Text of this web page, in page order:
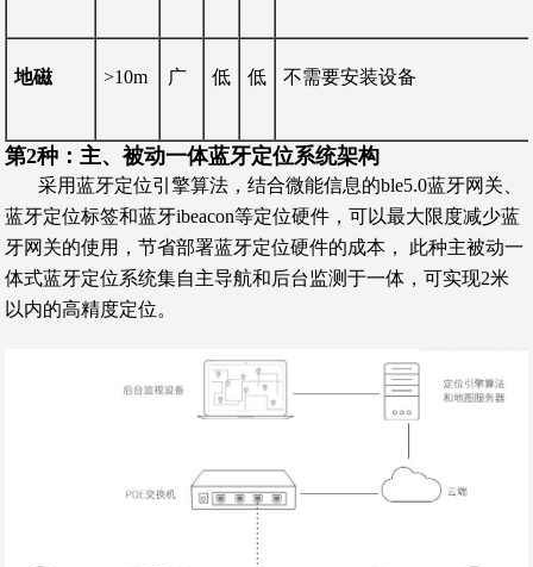
地磁 >10m 广 低 低 不需要安装设备
第2种：主、被动一体蓝牙定位系统架构
采用蓝牙定位引擎算法，结合微能信息的ble5.0蓝牙网关、
蓝牙定位标签和蓝牙ibeacon等定位硬件，可以最大限度减少蓝
牙网关的使用，节省部署蓝牙定位硬件的成本， 此种主被动一
体式蓝牙定位系统集自主导航和后台监测于一体，可实现2米
以内的高精度定位。